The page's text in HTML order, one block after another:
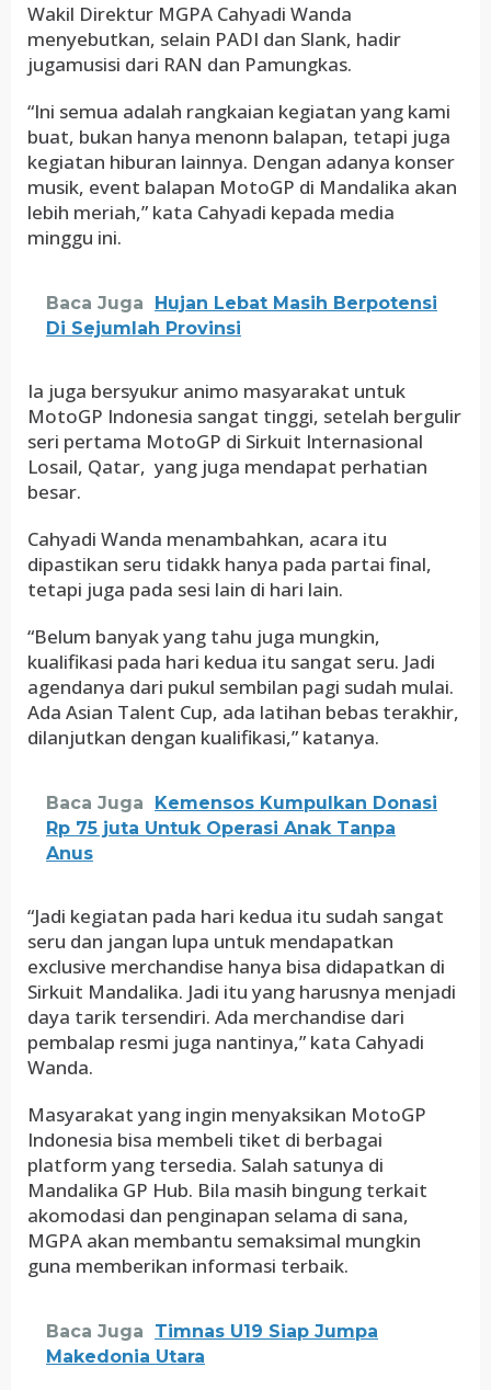
Wakil Direktur MGPA Cahyadi Wanda
menyebutkan, selain PADI dan Slank, hadir
jugamusisi dari RAN dan Pamungkas.
“Ini semua adalah rangkaian kegiatan yang kami
buat, bukan hanya menonn balapan, tetapi juga
kegiatan hiburan lainnya. Dengan adanya konser
musik, event balapan MotoGP di Mandalika akan
lebih meriah,” kata Cahyadi kepada media
minggu ini.
Baca Juga
Hujan Lebat Masih Berpotensi
Di Sejumlah Provinsi
Ia juga bersyukur animo masyarakat untuk
MotoGP Indonesia sangat tinggi, setelah bergulir
seri pertama MotoGP di Sirkuit Internasional
Losail, Qatar, yang juga mendapat perhatian
besar.
Cahyadi Wanda menambahkan, acara itu
dipastikan seru tidakk hanya pada partai final,
tetapi juga pada sesi lain di hari lain.
“Belum banyak yang tahu juga mungkin,
kualifikasi pada hari kedua itu sangat seru. Jadi
agendanya dari pukul sembilan pagi sudah mulai.
Ada Asian Talent Cup, ada latihan bebas terakhir,
dilanjutkan dengan kualifikasi,” katanya.
Baca Juga
Kemensos Kumpulkan Donasi
Rp 75 juta Untuk Operasi Anak Tanpa
Anus
“Jadi kegiatan pada hari kedua itu sudah sangat
seru dan jangan lupa untuk mendapatkan
exclusive merchandise hanya bisa didapatkan di
Sirkuit Mandalika. Jadi itu yang harusnya menjadi
daya tarik tersendiri. Ada merchandise dari
pembalap resmi juga nantinya,” kata Cahyadi
Wanda.
Masyarakat yang ingin menyaksikan MotoGP
Indonesia bisa membeli tiket di berbagai
platform yang tersedia. Salah satunya di
Mandalika GP Hub. Bila masih bingung terkait
akomodasi dan penginapan selama di sana,
MGPA akan membantu semaksimal mungkin
guna memberikan informasi terbaik.
Baca Juga
Timnas U19 Siap Jumpa
Makedonia Utara